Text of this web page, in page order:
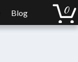
Blog